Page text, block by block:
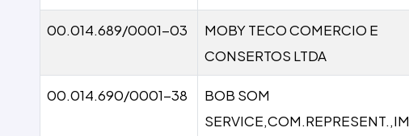
00.014.689/0001-03
MOBY TECO COMERCIO E
CONSERTOS LTDA
00.014.690/0001-38
BOB SOM
SERVICE,COM.REPRESENT.,IM